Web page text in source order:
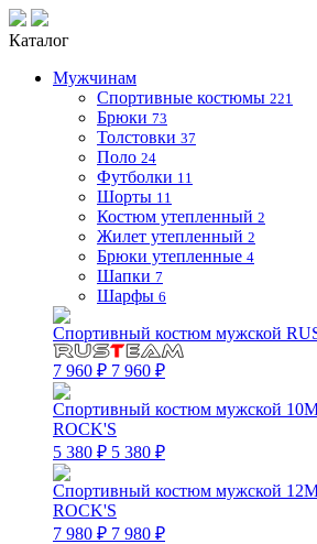
Каталог
Мужчинам
Спортивные костюмы 221
Брюки 73
Толстовки 37
Поло 24
Футболки 11
Шорты 11
Костюм утепленный 2
Жилет утепленный 2
Брюки утепленные 4
Шапки 7
Шарфы 6
Спортивный костюм мужской
7 960 ₽ 7 960 ₽
Спортивный костюм мужской
ROCK'S
5 380 ₽ 5 380 ₽
Спортивный костюм мужской
ROCK'S
7 980 ₽ 7 980 ₽